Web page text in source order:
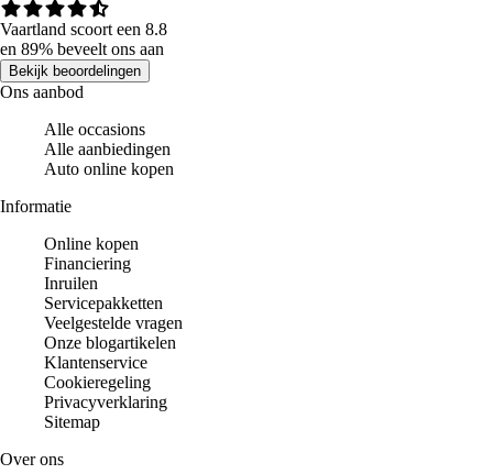
Vaartland scoort een 8.8
en 89% beveelt ons aan
Bekijk beoordelingen
Ons aanbod
Alle occasions
Alle aanbiedingen
Auto online kopen
Informatie
Online kopen
Financiering
Inruilen
Servicepakketten
Veelgestelde vragen
Onze blogartikelen
Klantenservice
Cookieregeling
Privacyverklaring
Sitemap
Over ons